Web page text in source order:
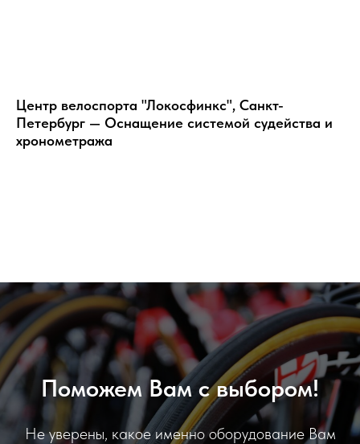
Центр велоспорта "Локосфинкс", Санкт-
Петербург — Оснащение системой судейства и
хронометража
Поможем Вам с выбором!
Не уверены, какое именно оборудование Вам